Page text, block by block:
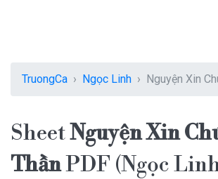
TruongCa Ngọc Linh Nguyện Xin
SheetNguyện Xin
ThầnPDF (Ngọc